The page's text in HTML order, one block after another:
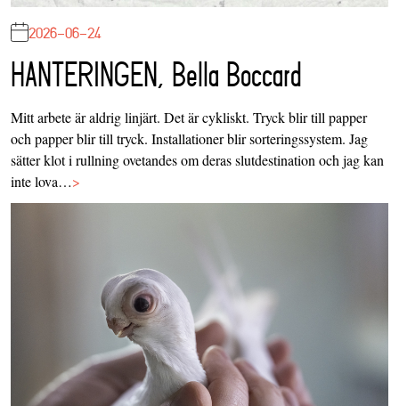
2026-06-24
HANTERINGEN, Bella Boccard
Mitt arbete är aldrig linjärt. Det är cykliskt. Tryck blir till papper
och papper blir till tryck. Installationer blir sorteringssystem. Jag
sätter klot i rullning ovetandes om deras slutdestination och jag kan
inte lova…>